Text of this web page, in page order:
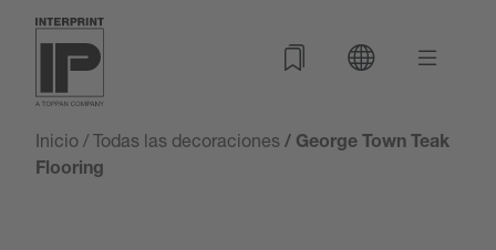
Inicio / Todas las decoraciones / George Town Teak
Flooring